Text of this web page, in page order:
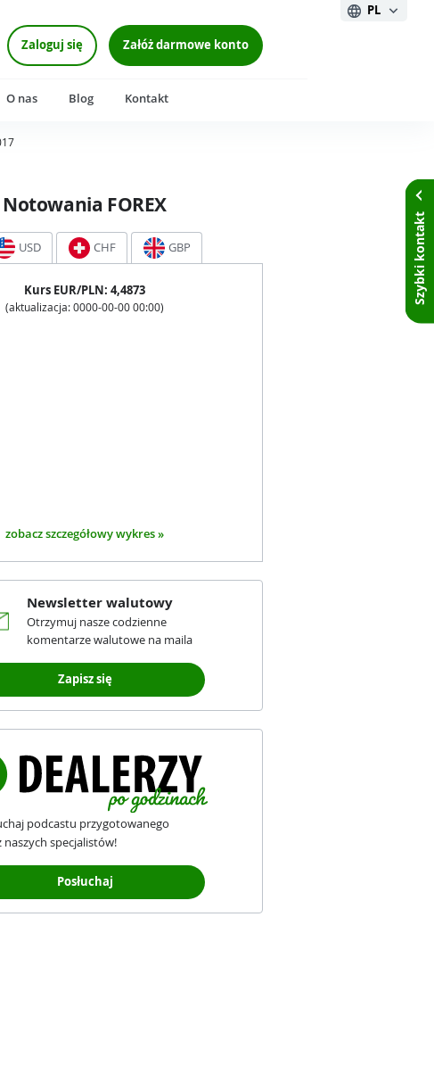
Zaloguj się Załóż darmowe konto
PL
O nas Blog Kontakt
Notowania FOREX
USD CHF GBP
Kurs EUR/PLN: 4,4873
(aktualizacja: 0000-00-00 00:00)
zobacz szczegółowy wykres »
Newsletter walutowy
Otrzymuj nasze codzienne
komentarze walutowe na maila
Zapisz się
podcastu przygotowanego
naszych specjalistów!
Posłuchaj
Szybki kontakt